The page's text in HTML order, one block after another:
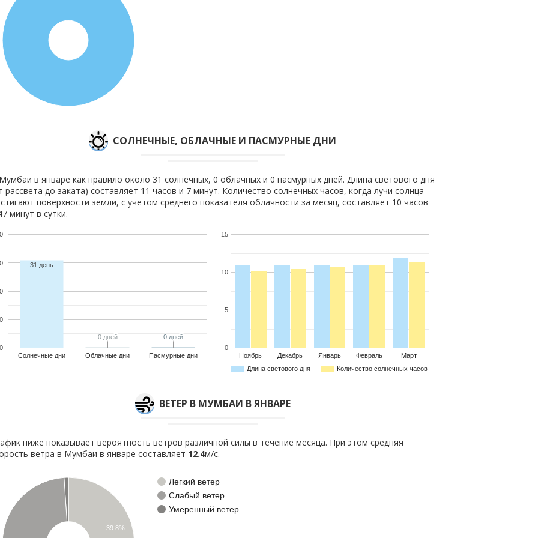
CОЛНЕЧНЫЕ, ОБЛАЧНЫЕ И ПАСМУРНЫЕ ДНИ
в январе как правило около 31 солнечных, 0 облачных и 0 пасмурных дней. Длина светового дня
рассвета до заката) составляет 11 часов и 7 минут. Количество солнечных часов, когда лучи солнца
поверхности земли, с учетом среднего показателя облачности за месяц, составляет 10 часов
минут в сутки.
Солнечные дни Облачные дни Пасмурные дни
0
31 день
0 дней
0 дней 0 дней
0 дней
Длина светового дня Количество солнечных часов
Ноябрь Декабрь Январь Февраль Март
0
5
10
15
ВЕТЕР В МУМБАИ В ЯНВАРЕ
ниже показывает вероятность ветров различной силы в течение месяца. При этом средняя
ветра в Мумбаи в январе составляет 12.4м/с.
Легкий ветер
Слабый ветер
Умеренный ветер
39.8%